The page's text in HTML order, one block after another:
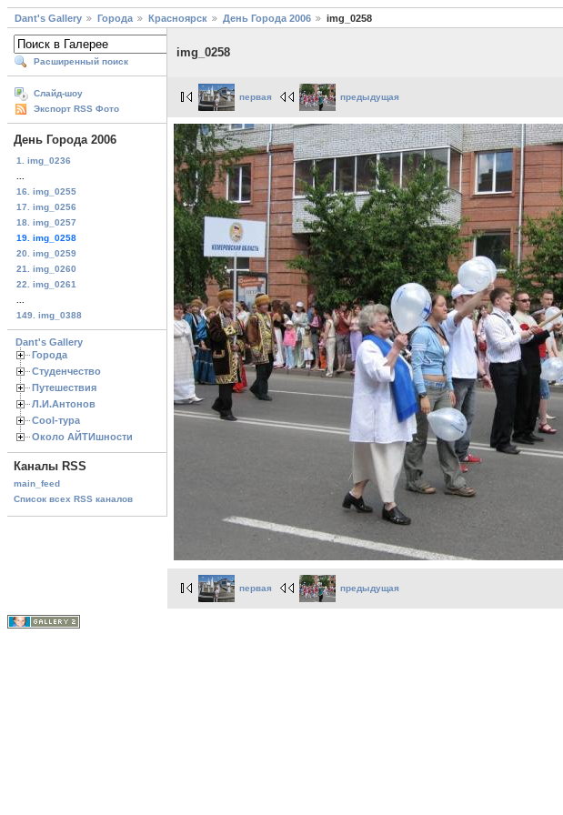
Dant's Gallery Города Красноярск День Города 2006 img_0258
Расширенный поиск
Слайд-шоу
Экспорт RSS Фото
День Города 2006
1. img_0236
16. img_0255
17. img_0256
18. img_0257
19. img_0258
20. img_0259
21. img_0260
22. img_0261
149. img_0388
Dant's Gallery
Города
Студенчество
Путешествия
Л.И.Антонов
Cool-тура
Около АЙТИшности
Каналы RSS
main_feed
Список всех RSS каналов
img_0258
первая предыдущая
первая предыдущая